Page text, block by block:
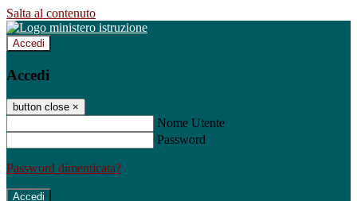
Salta al contenuto
Accedi
Accedi
button close ×
Nome Utente
Password
Password dimenticata?